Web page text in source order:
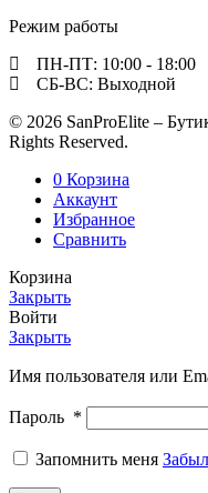
Режим работы
ПН-ПТ: 10:00 - 18:00
СБ-ВС: Выходной
© 2026 SanProElite –
Rights Reserved.
0 Корзина
Аккаунт
Избранное
Сравнить
Корзина
Закрыть
Войти
Закрыть
Имя пользователя или
Пароль *
Запомнить меня